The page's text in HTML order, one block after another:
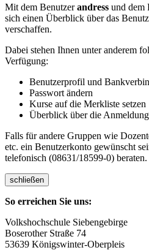
Mit dem Benutzerandress und dem
sich einen Überblick über das
verschaffen.
Dabei stehen Ihnen unter anderem
Verfügung:
Benutzerprofil und
Passwort ändern
Kurse auf die Merkliste setzen
Überblick über die
Falls für andere Gruppen wie
etc. ein Benutzerkonto gewünscht
telefonisch (08631/18599-0) beraten.
schließen
So erreichen Sie uns:
Volkshochschule Siebengebirge
Boserother Straße 74
53639 Königswinter-Oberpleis